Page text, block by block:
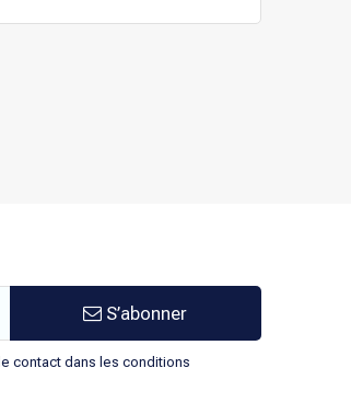
S’abonner
contact dans les conditions